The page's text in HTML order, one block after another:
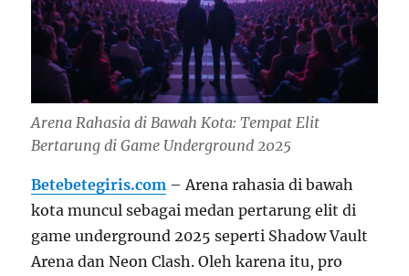
Arena Rahasia di Bawah Kota: Tempat Elit
Bertarung di Game Underground 2025
Betebetegiris.com – Arena rahasia di bawah
kota muncul sebagai medan pertarung elit di
game underground 2025 seperti Shadow Vault
Arena dan Neon Clash. Oleh karena itu, pro